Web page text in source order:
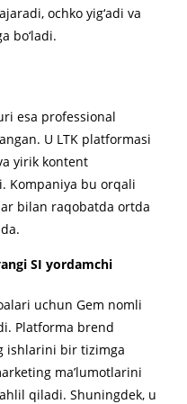
ochko yig‘adi va
bo‘ladi.
esa professional
U LTK platformasi
yirik kontent
Kompaniya bu orqali
bilan raqobatda ortda
SI yordamchi
uchun Gem nomli
Platforma brend
ishlarini bir tizimga
ma’lumotlarini
qiladi. Shuningdek, u